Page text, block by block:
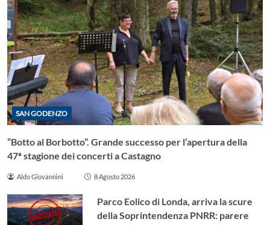
SAN GODENZO
“Botto al Borbotto”. Grande successo per l’apertura della
47ª stagione dei concerti a Castagno
Aldo Giovannini 8 Agosto 2026
Parco Eolico di Londa, arriva la scure
della Soprintendenza PNRR: parere